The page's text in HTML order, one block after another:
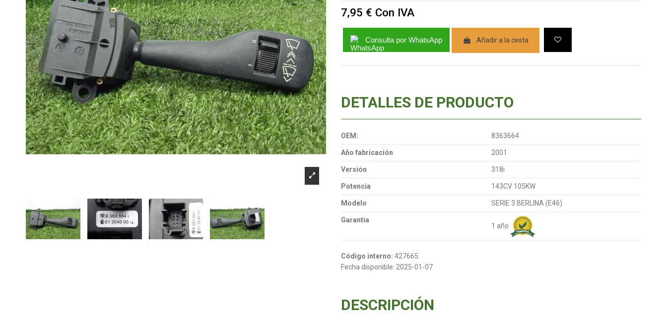
7,95 € Con IVA
Consulta por WhatsApp Añadir a la cesta
DETALLES DE PRODUCTO
OEM: 8363664
Año fabricación 2001
Versión 318i
Potencia 143CV 105KW
Modelo SERIE 3 BERLINA (E46)
Garantia
1 año
Código interno: 427665
Fecha disponible: 2025-01-07
DESCRIPCIÓN